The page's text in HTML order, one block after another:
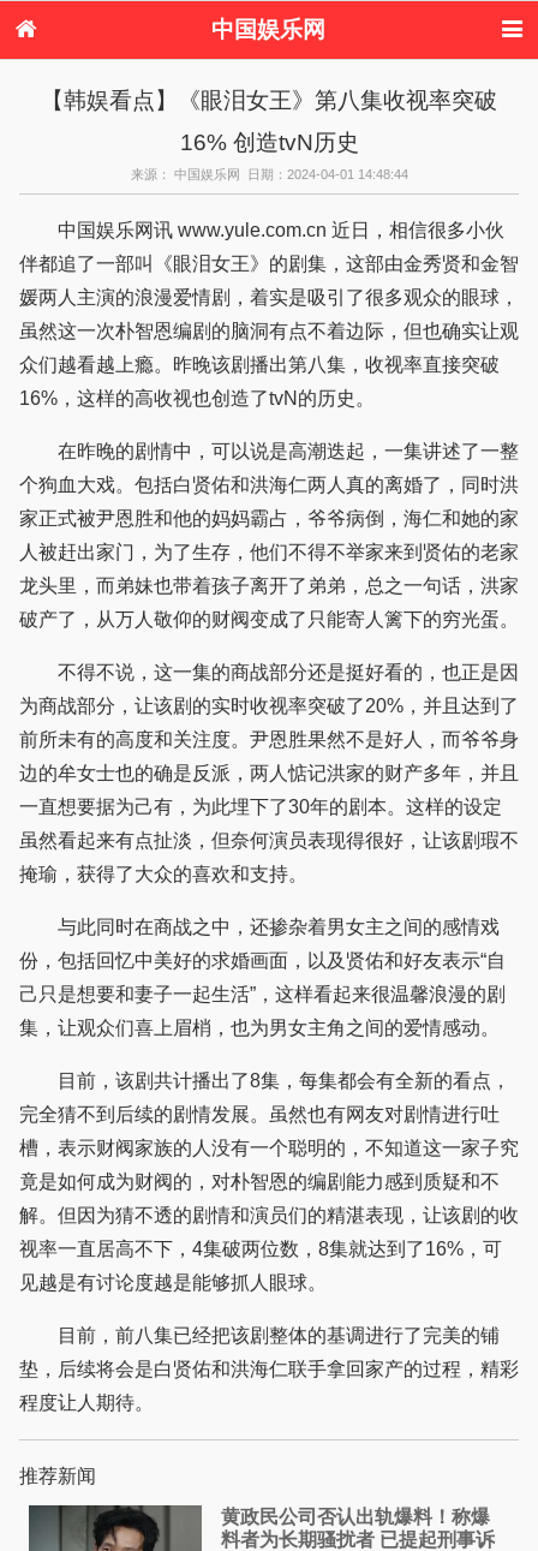
中国娱乐网
电视剧
演唱会 综艺节目
偶像活动
【韩娱看点】《眼泪女王》第八集收视率突破
16% 创造tvN历史
来源： 中国娱乐网 日期：2024-04-01 14:48:44
中国娱乐网讯 www.yule.com.cn 近日，相信很多小伙
伴都追了一部叫《眼泪女王》的剧集，这部由金秀贤和金智
媛两人主演的浪漫爱情剧，着实是吸引了很多观众的眼球，
虽然这一次朴智恩编剧的脑洞有点不着边际，但也确实让观
众们越看越上瘾。昨晚该剧播出第八集，收视率直接突破
16%，这样的高收视也创造了tvN的历史。
在昨晚的剧情中，可以说是高潮迭起，一集讲述了一整
个狗血大戏。包括白贤佑和洪海仁两人真的离婚了，同时洪
家正式被尹恩胜和他的妈妈霸占，爷爷病倒，海仁和她的家
人被赶出家门，为了生存，他们不得不举家来到贤佑的老家
龙头里，而弟妹也带着孩子离开了弟弟，总之一句话，洪家
破产了，从万人敬仰的财阀变成了只能寄人篱下的穷光蛋。
不得不说，这一集的商战部分还是挺好看的，也正是因
为商战部分，让该剧的实时收视率突破了20%，并且达到了
前所未有的高度和关注度。尹恩胜果然不是好人，而爷爷身
边的牟女士也的确是反派，两人惦记洪家的财产多年，并且
一直想要据为己有，为此埋下了30年的剧本。这样的设定
虽然看起来有点扯淡，但奈何演员表现得很好，让该剧瑕不
掩瑜，获得了大众的喜欢和支持。
与此同时在商战之中，还掺杂着男女主之间的感情戏
份，包括回忆中美好的求婚画面，以及贤佑和好友表示“自
己只是想要和妻子一起生活”，这样看起来很温馨浪漫的剧
集，让观众们喜上眉梢，也为男女主角之间的爱情感动。
目前，该剧共计播出了8集，每集都会有全新的看点，
完全猜不到后续的剧情发展。虽然也有网友对剧情进行吐
槽，表示财阀家族的人没有一个聪明的，不知道这一家子究
竟是如何成为财阀的，对朴智恩的编剧能力感到质疑和不
解。但因为猜不透的剧情和演员们的精湛表现，让该剧的收
视率一直居高不下，4集破两位数，8集就达到了16%，可
见越是有讨论度越是能够抓人眼球。
目前，前八集已经把该剧整体的基调进行了完美的铺
垫，后续将会是白贤佑和洪海仁联手拿回家产的过程，精彩
程度让人期待。
推荐新闻
黄政民公司否认出轨爆料！称爆
料者为长期骚扰者 已提起刑事诉